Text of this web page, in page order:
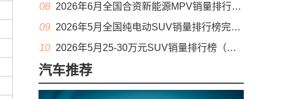
08 2026年6月全国合资新能源MPV销量排行榜完整版(零售量
09 2026年5月全国纯电动SUV销量排行榜完整版(零售量
10 2026年5月25-30万元SUV销量排行榜（零售量）
汽车推荐